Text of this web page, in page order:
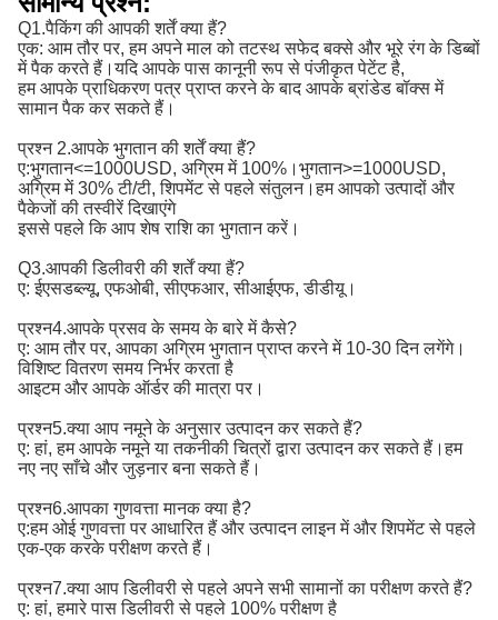
Q1.पैकिंग की आपकी शर्तें क्या हैं?
एक: आम तौर पर, हम अपने माल को तटस्थ सफेद बक्से और भूरे रंग के डिब्बों
में पैक करते हैं।यदि आपके पास कानूनी रूप से पंजीकृत पेटेंट है,
हम आपके प्राधिकरण पत्र प्राप्त करने के बाद आपके ब्रांडेड बॉक्स में
सामान पैक कर सकते हैं।
प्रश्न 2.आपके भुगतान की शर्तें क्या हैं?
ए:भुगतान<=1000USD, अग्रिम में 100%।भुगतान>=1000USD,
अग्रिम में 30% टी/टी, शिपमेंट से पहले संतुलन।हम आपको उत्पादों और
पैकेजों की तस्वीरें दिखाएंगे
इससे पहले कि आप शेष राशि का भुगतान करें।
Q3.आपकी डिलीवरी की शर्तें क्या हैं?
ए: ईएसडब्ल्यू, एफओबी, सीएफआर, सीआईएफ, डीडीयू।
प्रश्न4.आपके प्रसव के समय के बारे में कैसे?
ए: आम तौर पर, आपका अग्रिम भुगतान प्राप्त करने में 10-30 दिन लगेंगे।
विशिष्ट वितरण समय निर्भर करता है
आइटम और आपके ऑर्डर की मात्रा पर।
प्रश्न5.क्या आप नमूने के अनुसार उत्पादन कर सकते हैं?
ए: हां, हम आपके नमूने या तकनीकी चित्रों द्वारा उत्पादन कर सकते हैं।हम
नए नए साँचे और जुड़नार बना सकते हैं।
प्रश्न6.आपका गुणवत्ता मानक क्या है?
ए:हम ओई गुणवत्ता पर आधारित हैं और उत्पादन लाइन में और शिपमेंट से पहले
एक-एक करके परीक्षण करते हैं।
प्रश्न7.क्या आप डिलीवरी से पहले अपने सभी सामानों का परीक्षण करते हैं?
ए: हां, हमारे पास डिलीवरी से पहले 100% परीक्षण है